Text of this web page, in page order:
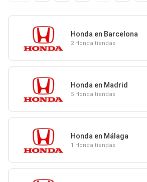
Honda en Barcelona
2 Honda tiendas
Honda en Madrid
5 Honda tiendas
Honda en Málaga
1 Honda tiendas